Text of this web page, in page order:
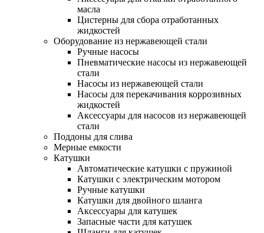
масла
Цистерны для сбора отработанных
жидкостей
Оборудование из нержавеющей стали
Ручные насосы
Пневматические насосы из нержавеющей
стали
Насосы из нержавеющей стали
Насосы для перекачивания коррозивных
жидкостей
Аксессуары для насосов из нержавеющей
стали
Поддоны для слива
Мерные емкости
Катушки
Автоматические катушки с пружиной
Катушки с электрическим мотором
Ручные катушки
Катушки для двойного шланга
Аксессуары для катушек
Запасные части для катушек